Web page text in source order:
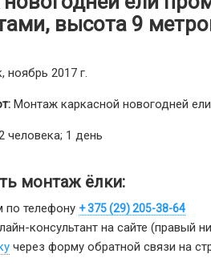
высота 9
ноябрь 2017 г.
Монтаж каркасной новогодней
человека; 1 день
монтаж ёлки:
по телефону + 375 (29) 205-38-64
консультант на сайте (правый
через форму обратной связи на